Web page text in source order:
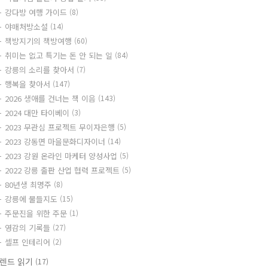
강다방 여행 가이드 (8)
야매처방소설 (14)
책방지기의 책방여행 (60)
취미는 없고 특기는 돈 안 되는 일 (84)
강릉의 소리를 찾아서 (7)
행복을 찾아서 (147)
2026 생애를 건너는 책 이음 (143)
2024 대만 타이베이 (3)
2023 무관심 프로젝트 무이자은행 (5)
2023 강동면 마을문화디자이너 (14)
2023 강원 온라인 마케터 양성사업 (5)
2022 강릉 출판 산업 협력 프로젝트 (5)
80년생 최명주 (8)
강릉에 물들지도 (15)
주문진을 위한 주문 (1)
영감의 기록들 (27)
셀프 인테리어 (2)
드 읽기 (17)